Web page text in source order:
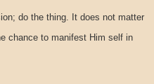
do the thing. It does not matter
chance to manifest Him self in